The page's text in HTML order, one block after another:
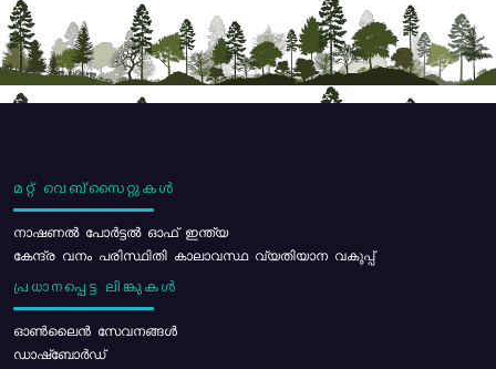
മറ്റ് വെബ്സൈറ്റുകൾ
നാഷണൽ പോർട്ടൽ ഓഫ് ഇന്ത്യ
കേന്ദ്ര വനം പരിസ്ഥിതി കാലാവസ്ഥ വ്യതിയാന വകുപ്പ്
പ്രധാനപ്പെട്ട ലിങ്കുകൾ
ഓൺലൈൻ സേവനങ്ങൾ
ഡാഷ്ബോർഡ്